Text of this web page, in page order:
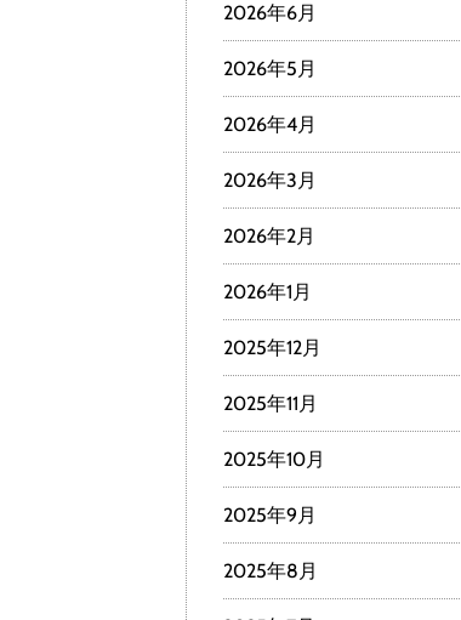
2026年6月
2026年5月
2026年4月
2026年3月
2026年2月
2026年1月
2025年12月
2025年11月
2025年10月
2025年9月
2025年8月